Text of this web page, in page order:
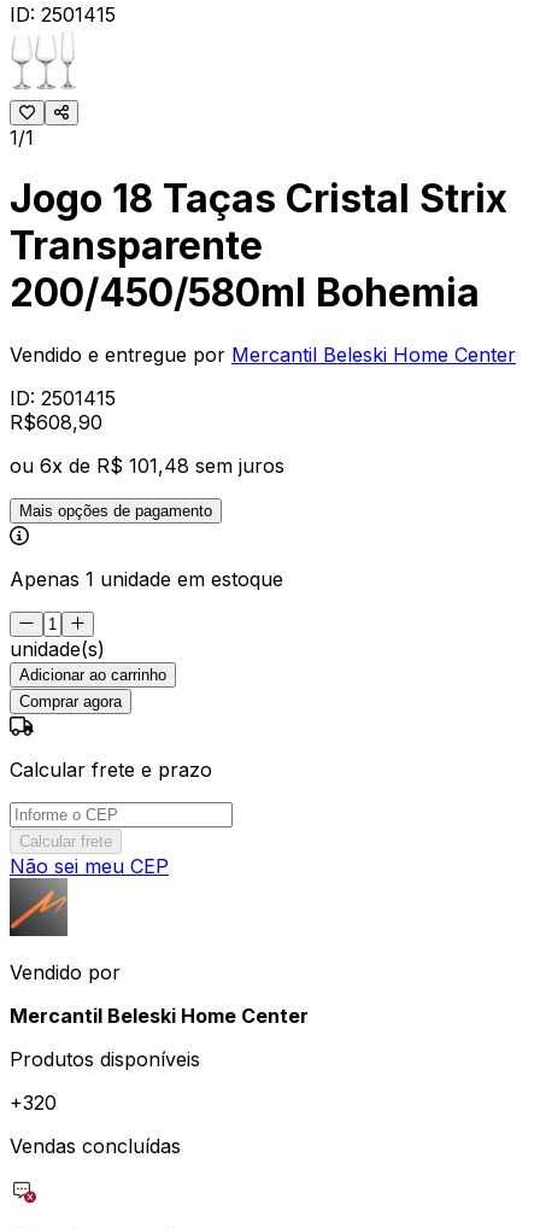
ID: 2501415
1/1
Jogo 18 Taças Cristal Strix
Transparente
200/450/580ml Bohemia
Vendido e entregue por Mercantil Beleski Home Center
ID: 2501415
R$608,90
ou 6x de R$ 101,48 sem juros
Mais opções de pagamento
Apenas 1 unidade em estoque
unidade(s)
Adicionar ao carrinho
Comprar agora
Calcular frete e prazo
Calcular frete
Não sei meu CEP
Vendido por
Mercantil Beleski Home Center
Produtos disponíveis
+320
Vendas concluídas